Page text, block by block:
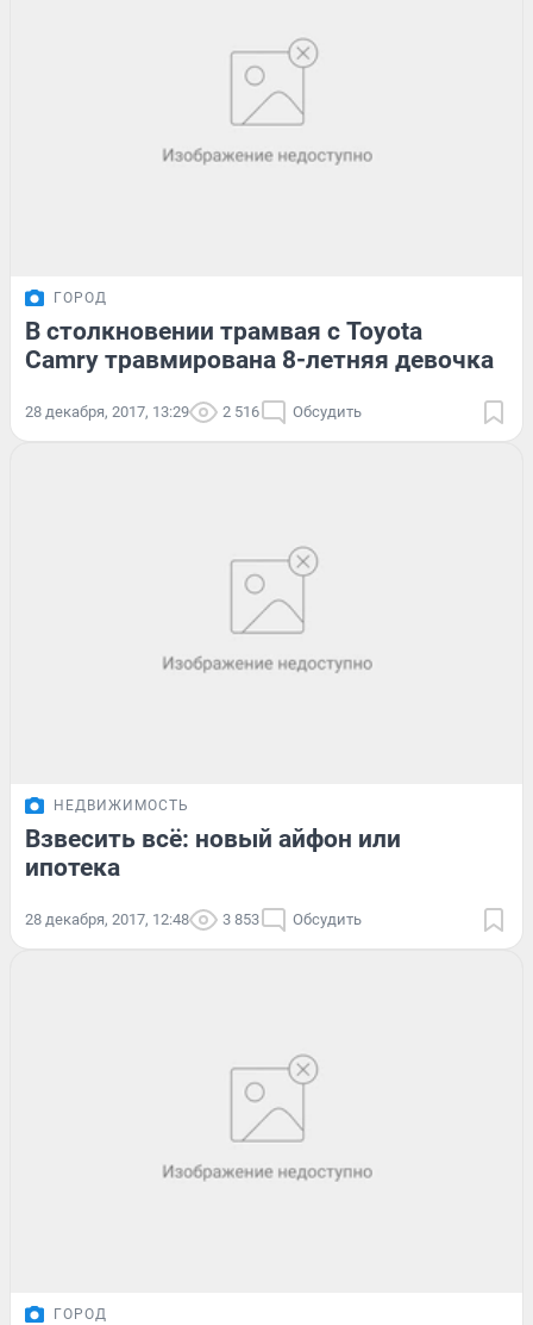
ГОРОД
В столкновении трамвая с Toyota
Camry травмирована 8-летняя девочка
28 декабря, 2017, 13:29 2 516 Обсудить
НЕДВИЖИМОСТЬ
Взвесить всё: новый айфон или
ипотека
28 декабря, 2017, 12:48 3 853 Обсудить
ГОРОД